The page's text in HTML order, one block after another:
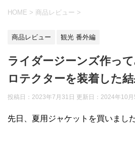
HOME > 商品レビュー >
商品レビュー 観光 番外編
ライダージーンズ作っ
ロテクターを装着した
投稿日：2023年7月31日 更新日： 2024年10月
先日、夏用ジャケットを買いました